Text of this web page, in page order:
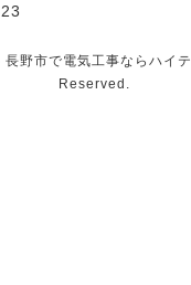
野市で電気工事ならハイ
Reserved.